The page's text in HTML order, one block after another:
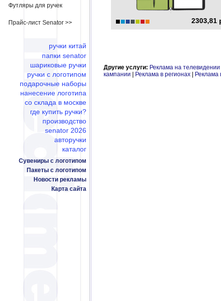
Футляры для ручек
Прайс-лист Senator >>
ручки китай
папки senator
шариковые ручки
ручки с логотипом
подарочные наборы
нанесение логотипа
со склада в москве
где купить ручки?
производство
senator 2026
авторучки
каталог
Сувениры с логотипом
Пакеты с логотипом
Новости рекламы
Карта сайта
2303,81
Другие услуги: Реклама на телевидении
кампании
Реклама в регионах Реклама